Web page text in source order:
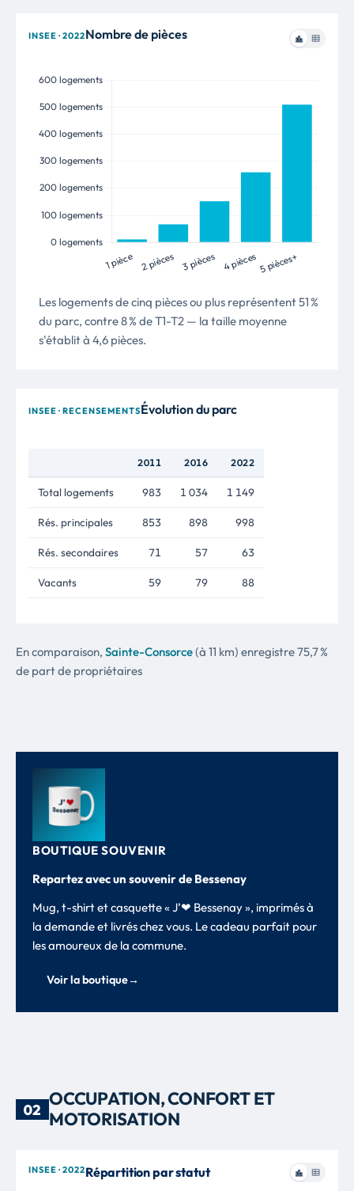
INSEE · 2022Nombre de pièces
Les logements de cinq pièces ou plus représentent 51 %
du parc, contre 8 % de T1-T2 — la taille moyenne
s'établit à 4,6 pièces.
INSEE · RECENSEMENTSÉvolution du parc
2011 2016 2022
Total logements 983 1 034 1 149
Rés. principales 853 898 998
Rés. secondaires 71 57 63
Vacants 59 79 88
En comparaison, Sainte-Consorce(à 11 km) enregistre 75,7 %
de part de propriétaires
BOUTIQUE SOUVENIR
Repartez avec un souvenir de Bessenay
Mug, t-shirt et casquette « J’❤ Bessenay », imprimés à
la demande et livrés chez vous. Le cadeau parfait pour
les amoureux de la commune.
Voir la boutique→
02
OCCUPATION, CONFORT ET
MOTORISATION
INSEE · 2022Répartition par statut